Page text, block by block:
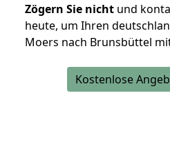
Zögern Sie nicht und
heute, um Ihren
Moers nach Brunsbüttel
Kostenlose